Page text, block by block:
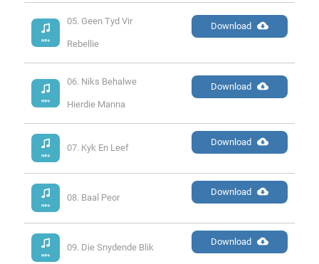
05. Geen Tyd Vir
Rebellie
Download
06. Niks Behalwe
Hierdie Manna
Download
07. Kyk En Leef
Download
08. Baal Peor
Download
09. Die Snydende Blik
Download